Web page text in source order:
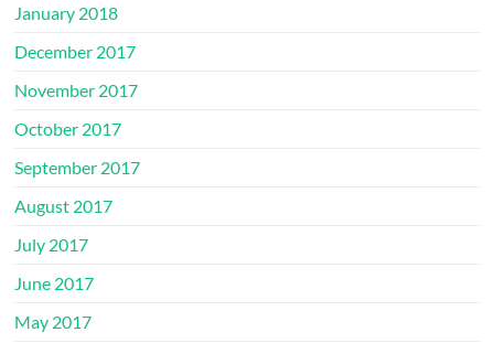
January 2018
December 2017
November 2017
October 2017
September 2017
August 2017
July 2017
June 2017
May 2017